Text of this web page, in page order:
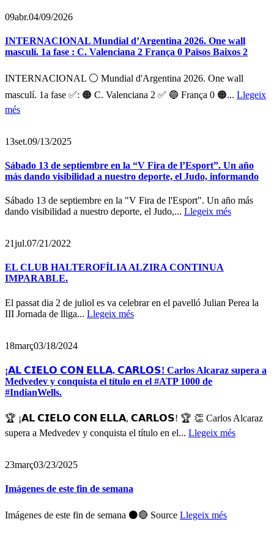
09abr.04/09/2026
INTERNACIONAL Mundial d’Argentina 2026. One wall
masculí. 1a fase : C. Valenciana 2 França 0 Països Baixos 2
INTERNACIONAL ⚪ Mundial d'Argentina 2026. One wall
masculí. 1a fase ✅: 🟠 C. Valenciana 2 ✅ 🔵 França 0 🟠... Llegeix
més
13set.09/13/2025
Sábado 13 de septiembre en la “V Fira de l’Esport”. Un año
más dando visibilidad a nuestro deporte, el Judo, informando
Sábado 13 de septiembre en la "V Fira de l'Esport". Un año más
dando visibilidad a nuestro deporte, el Judo,... Llegeix més
21jul.07/21/2022
EL CLUB HALTEROFÍLIA ALZIRA CONTINUA
IMPARABLE.
El passat dia 2 de juliol es va celebrar en el pavelló Julian Perea la
III Jornada de lliga... Llegeix més
18març03/18/2024
¡𝗔𝗟 𝗖𝗜𝗘𝗟𝗢 𝗖𝗢𝗡 𝗘𝗟𝗟𝗔, 𝗖𝗔𝗥𝗟𝗢𝗦! Carlos Alcaraz supera a
Medvedev y conquista el título en el #ATP 1000 de
#IndianWells.
🏆 ¡𝗔𝗟 𝗖𝗜𝗘𝗟𝗢 𝗖𝗢𝗡 𝗘𝗟𝗟𝗔, 𝗖𝗔𝗥𝗟𝗢𝗦! 🏆 👏 Carlos Alcaraz
supera a Medvedev y conquista el título en el... Llegeix més
23març03/23/2025
Imágenes de este fin de semana
Imágenes de este fin de semana ⚫️🔴 Source Llegeix més